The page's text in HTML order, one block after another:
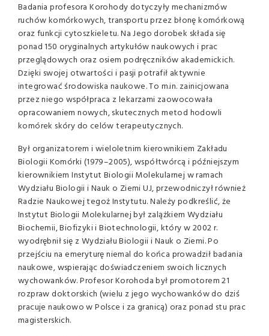
Badania profesora Korohody dotyczyły mechanizmów
ruchów komórkowych, transportu przez błonę komórkową
oraz funkcji cytoszkieletu. Na Jego dorobek składa się
ponad 150 oryginalnych artykułów naukowych i prac
przeglądowych oraz osiem podręczników akademickich.
Dzięki swojej otwartości i pasji potrafił aktywnie
integrować środowiska naukowe. To m.in. zainicjowana
przez niego współpraca z lekarzami zaowocowała
opracowaniem nowych, skutecznych metod hodowli
komórek skóry do celów terapeutycznych.
Był organizatorem i wieloletnim kierownikiem Zakładu
Biologii Komórki (1979–2005), współtwórcą i późniejszym
kierownikiem Instytut Biologii Molekularnej w ramach
Wydziału Biologii i Nauk o Ziemi UJ, przewodniczył również
Radzie Naukowej tegoż Instytutu. Należy podkreślić, że
Instytut Biologii Molekularnej był zalążkiem Wydziału
Biochemii, Biofizyki i Biotechnologii, który w 2002 r.
wyodrębnił się z Wydziału Biologii i Nauk o Ziemi. Po
przejściu na emeryturę niemal do końca prowadził badania
naukowe, wspierając doświadczeniem swoich licznych
wychowanków. Profesor Korohoda był promotorem 21
rozpraw doktorskich (wielu z jego wychowanków do dziś
pracuje naukowo w Polsce i za granicą) oraz ponad stu prac
magisterskich.